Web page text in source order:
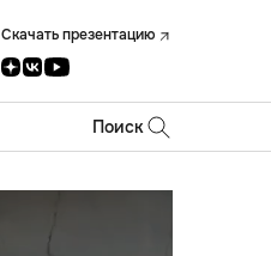
Скачать презентацию
Поиск